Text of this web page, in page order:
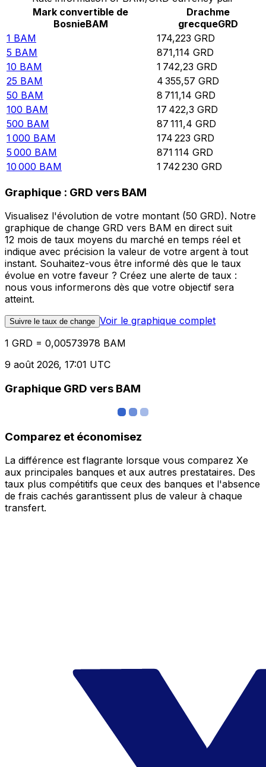
Mark convertible de
BosnieBAM
Drachme
grecqueGRD
1 BAM 174,223 GRD
5 BAM 871,114 GRD
10 BAM 1 742,23 GRD
25 BAM 4 355,57 GRD
50 BAM 8 711,14 GRD
100 BAM 17 422,3 GRD
500 BAM 87 111,4 GRD
1 000 BAM 174 223 GRD
5 000 BAM 871 114 GRD
10 000 BAM 1 742 230 GRD
Graphique : GRD vers BAM
Visualisez l'évolution de votre montant (50 GRD). Notre
graphique de change GRD vers BAM en direct suit
12 mois de taux moyens du marché en temps réel et
indique avec précision la valeur de votre argent à tout
instant. Souhaitez-vous être informé dès que le taux
évolue en votre faveur ? Créez une alerte de taux :
nous vous informerons dès que votre objectif sera
atteint.
Suivre le taux de change Voir le graphique complet
1 GRD = 0,00573978 BAM
9 août 2026, 17:01 UTC
Graphique GRD vers BAM
Comparez et économisez
La différence est flagrante lorsque vous comparez Xe
aux principales banques et aux autres prestataires. Des
taux plus compétitifs que ceux des banques et l'absence
de frais cachés garantissent plus de valeur à chaque
transfert.